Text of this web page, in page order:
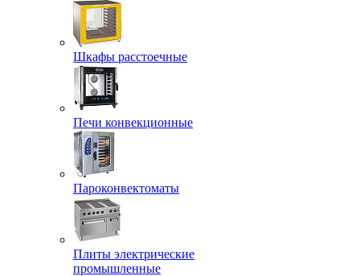
Шкафы расстоечные
Печи конвекционные
Пароконвектоматы
Плиты электрические
промышленные